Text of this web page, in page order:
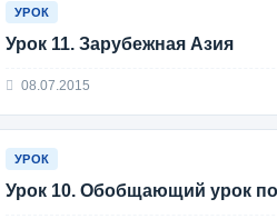
УРОК
Урок 11. Зарубежная Азия
08.07.2015
УРОК
Урок 10. Обобщающий урок